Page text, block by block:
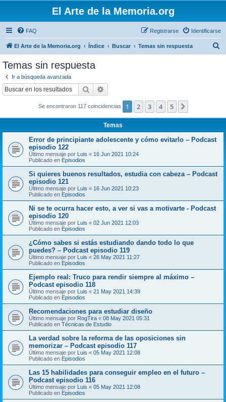
El Arte de la Memoria.org
FAQ Identificarse
Registrarse
El Arte de la Memoria.org Índice Buscar Temas sin respuesta
Temas sin respuesta
Ir a búsqueda avanzada
Buscar
Se encontraron 117 coincidencias 1 2 3 4 5
Temas
Error de principiante adolescente y cómo evitarlo – Podcast
episodio 122
Último mensaje por Luis « 16 Jun 2021 10:24
Publicado en Episodios
Si quieres buenos resultados, estudia con cabeza – Podcast
episodio 121
Último mensaje por Luis « 16 Jun 2021 10:23
Publicado en Episodios
Ni se te ocurra hacer esto, a ver si vas a motivarte - Podcast
episodio 120
Último mensaje por Luis « 02 Jun 2021 12:03
Publicado en Episodios
¿Cómo sabes si estás estudiando dando todo lo que
puedes? – Podcast episodio 119
Último mensaje por Luis « 26 May 2021 11:27
Publicado en Episodios
Ejemplo real: Truco para rendir siempre al máximo –
Podcast episodio 118
Último mensaje por Luis « 21 May 2021 14:39
Publicado en Episodios
Recomendaciones para estudiar diseño
Último mensaje por RogTira « 08 May 2021 05:31
Publicado en Técnicas de Estudio
La verdad sobre la reforma de las oposiciones sin
memorizar – Podcast episodio 117
Último mensaje por Luis « 05 May 2021 12:08
Publicado en Episodios
Las 15 habilidades para conseguir empleo en el futuro –
Podcast episodio 116
Último mensaje por Luis « 05 May 2021 12:08
Publicado en Episodios